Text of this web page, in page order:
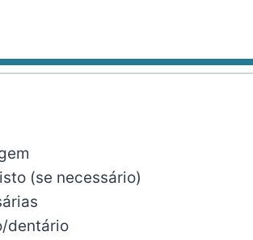
(se necessário)
dentário